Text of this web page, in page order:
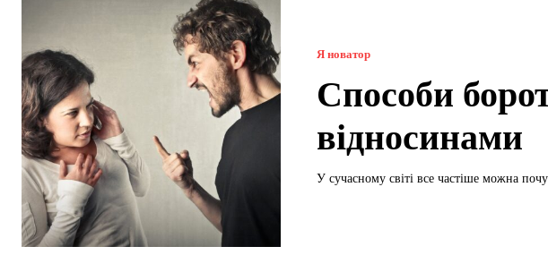
Я новатор
Способи
відносинами
У сучасному світі все частіше можна